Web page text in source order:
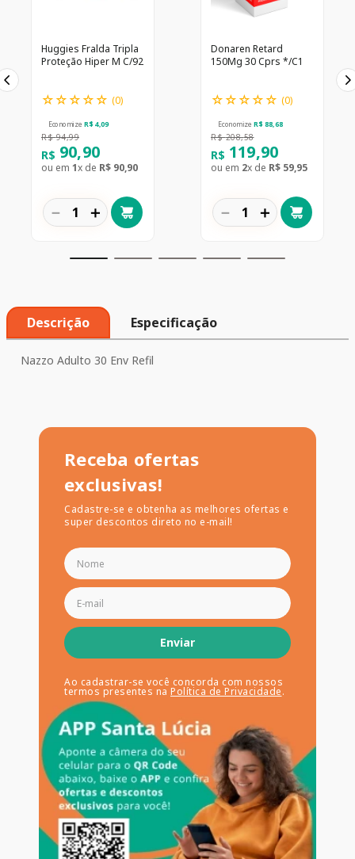
Huggies Fralda Tripla
Proteção Hiper M C/92
☆☆☆☆☆ (0)
Economize R$ 4,09
R$ 94,99
R$ 90,90
ou em 1x de R$ 90,90
＋
－
Donaren Retard
150Mg 30 Cprs */C1
☆☆☆☆☆ (0)
Economize R$ 88,68
R$ 208,58
R$ 119,90
ou em 2x de R$ 59,95
＋
－
Descrição Especificação
Nazzo Adulto 30 Env Refil
Receba ofertas
exclusivas!
Cadastre-se e obtenha as melhores ofertas e
super descontos direto no e-mail!
Enviar
Ao cadastrar-se você concorda com nossos
termos presentes na Política de Privacidade.